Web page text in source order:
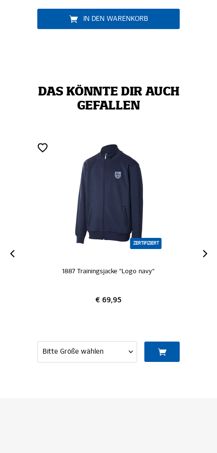
IN DEN WARENKORB
DAS KÖNNTE DIR AUCH
GEFALLEN
ZERTIFIZIERT
1887 Trainingsjacke "Logo navy"
€ 69,95